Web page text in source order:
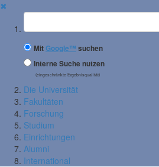
✖
Suchbegriff
MitGoogle™ suchen
Interne Suche nutzen
(eingeschränkte Ergebnisqualität)
Die Universität
Fakultäten
Forschung
Studium
Einrichtungen
Alumni
International